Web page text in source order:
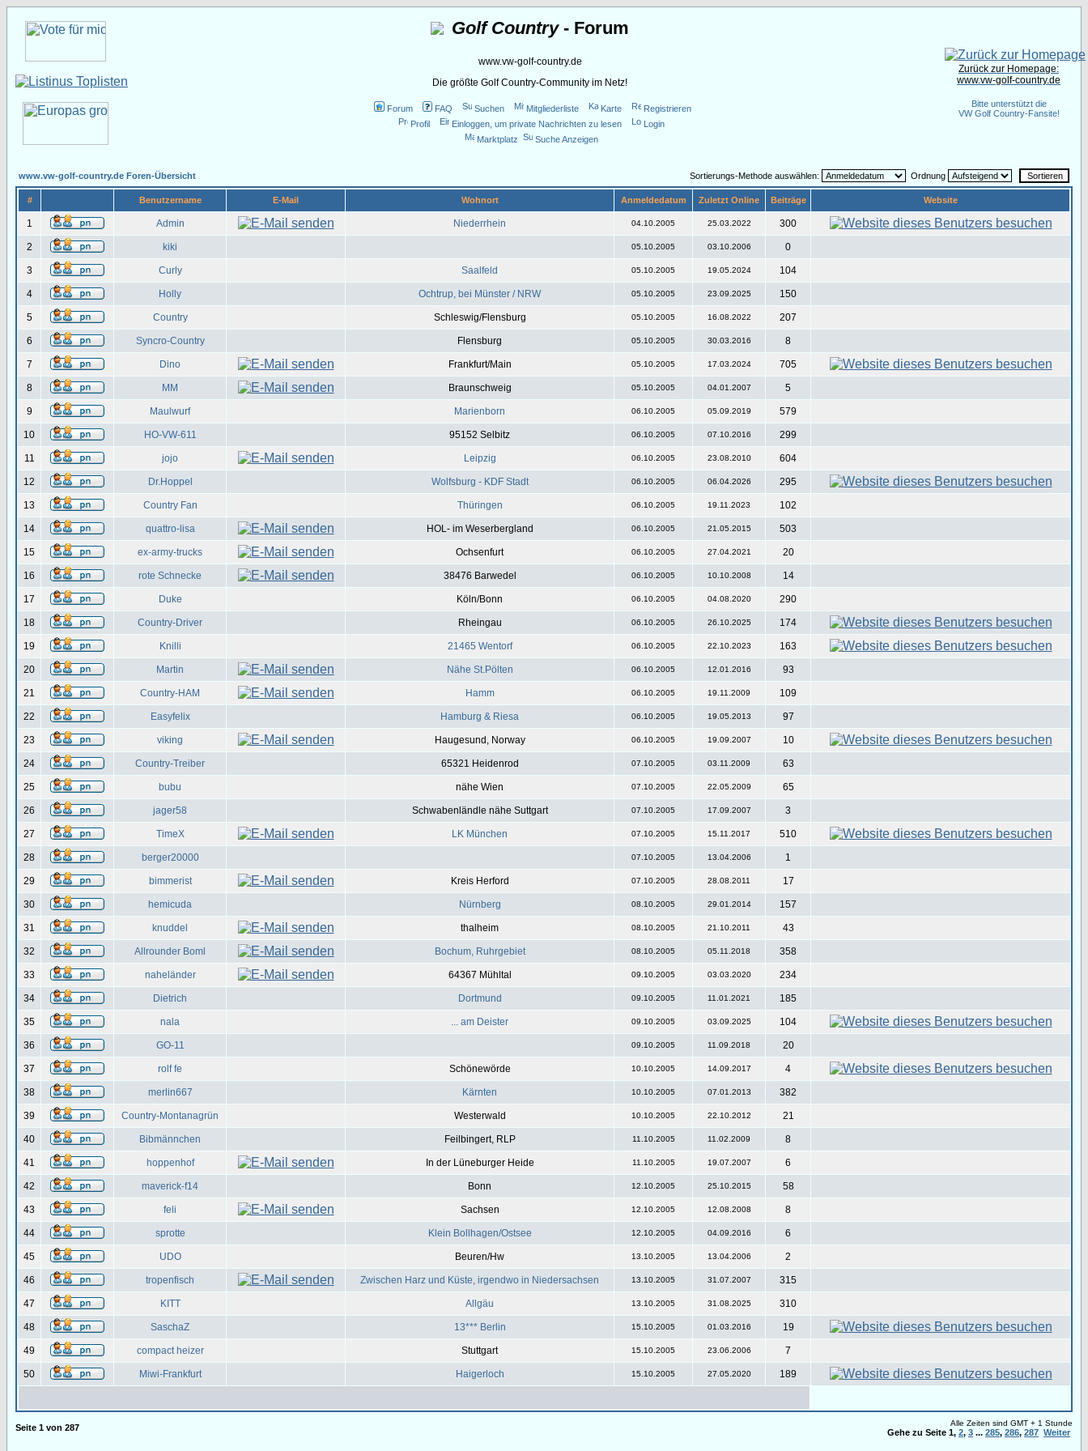
Golf Country- Forum
www.vw-golf-country.de
Die größte Golf Country-Community im Netz!
Forum FAQ Suchen Mitgliederliste Karte
Registrieren
Profil
Einloggen, um private Nachrichten zu lesen
Login
Marktplatz
Suche Anzeigen
Zurück zur Homepage:
www.vw-golf-country.de
Bitte unterstützt die
VW Golf Country-Fansite!
www.vw-golf-country.de Foren-Übersicht Sortierungs-Methode auswählen: Ordnung
# Benutzername E-Mail Wohnort Anmeldedatum Zuletzt Online Beiträge Website
1 Admin Niederrhein 04.10.2005 25.03.2022 300
2 kiki 05.10.2005 03.10.2006 0
3 Curly Saalfeld 05.10.2005 19.05.2024 104
4 Holly Ochtrup, bei Münster / NRW 05.10.2005 23.09.2025 150
5 Country Schleswig/Flensburg 05.10.2005 16.08.2022 207
6 Syncro-Country Flensburg 05.10.2005 30.03.2016 8
7 Dino Frankfurt/Main 05.10.2005 17.03.2024 705
8 MM Braunschweig 05.10.2005 04.01.2007 5
9 Maulwurf Marienborn 06.10.2005 05.09.2019 579
10 HO-VW-611 95152 Selbitz 06.10.2005 07.10.2016 299
11 jojo Leipzig 06.10.2005 23.08.2010 604
12 Dr.Hoppel Wolfsburg - KDF Stadt 06.10.2005 06.04.2026 295
13 Country Fan Thüringen 06.10.2005 19.11.2023 102
14 quattro-lisa HOL- im Weserbergland 06.10.2005 21.05.2015 503
15 ex-army-trucks Ochsenfurt 06.10.2005 27.04.2021 20
16 rote Schnecke 38476 Barwedel 06.10.2005 10.10.2008 14
17 Duke Köln/Bonn 06.10.2005 04.08.2020 290
18 Country-Driver Rheingau 06.10.2005 26.10.2025 174
19 Knilli 21465 Wentorf 06.10.2005 22.10.2023 163
20 Martin Nähe St.Pölten 06.10.2005 12.01.2016 93
21 Country-HAM Hamm 06.10.2005 19.11.2009 109
22 Easyfelix Hamburg & Riesa 06.10.2005 19.05.2013 97
23 viking Haugesund, Norway 06.10.2005 19.09.2007 10
24 Country-Treiber 65321 Heidenrod 07.10.2005 03.11.2009 63
25 bubu nähe Wien 07.10.2005 22.05.2009 65
26 jager58 Schwabenländle nähe Suttgart 07.10.2005 17.09.2007 3
27 TimeX LK München 07.10.2005 15.11.2017 510
28 berger20000 07.10.2005 13.04.2006 1
29 bimmerist Kreis Herford 07.10.2005 28.08.2011 17
30 hemicuda Nürnberg 08.10.2005 29.01.2014 157
31 knuddel thalheim 08.10.2005 21.10.2011 43
32 Allrounder Boml Bochum, Ruhrgebiet 08.10.2005 05.11.2018 358
33 naheländer 64367 Mühltal 09.10.2005 03.03.2020 234
34 Dietrich Dortmund 09.10.2005 11.01.2021 185
35 nala ... am Deister 09.10.2005 03.09.2025 104
36 GO-11 09.10.2005 11.09.2018 20
37 rolf fe Schönewörde 10.10.2005 14.09.2017 4
38 merlin667 Kärnten 10.10.2005 07.01.2013 382
39 Country-Montanagrün Westerwald 10.10.2005 22.10.2012 21
40 Bibmännchen Feilbingert, RLP 11.10.2005 11.02.2009 8
41 hoppenhof In der Lüneburger Heide 11.10.2005 19.07.2007 6
42 maverick-f14 Bonn 12.10.2005 25.10.2015 58
43 feli Sachsen 12.10.2005 12.08.2008 8
44 sprotte Klein Bollhagen/Ostsee 12.10.2005 04.09.2016 6
45 UDO Beuren/Hw 13.10.2005 13.04.2006 2
46 tropenfisch Zwischen Harz und Küste, irgendwo in Niedersachsen 13.10.2005 31.07.2007 315
47 KITT Allgäu 13.10.2005 31.08.2025 310
48 SaschaZ 13*** Berlin 15.10.2005 01.03.2016 19
49 compact heizer Stuttgart 15.10.2005 23.06.2006 7
50 Miwi-Frankfurt Haigerloch 15.10.2005 27.05.2020 189
Seite 1 von 287 Alle Zeiten sind GMT + 1 Stunde
Gehe zu Seite 1, 2, 3 ... 285, 286, 287 Weiter